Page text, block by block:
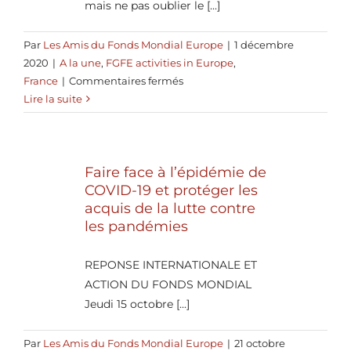
mais ne pas oublier le [...]
Par Les Amis du Fonds Mondial Europe | 1 décembre
2020 | A la une, FGFE activities in Europe,
France | Commentaires ferméssur
mondiale
contre
le
sida,
1er
2020
Lire la suite
Faire face à l’épidémie de
COVID-19 et protéger les
acquis de la lutte contre
les pandémies
REPONSE INTERNATIONALE ET
ACTION DU FONDS MONDIAL
Jeudi 15 octobre [...]
Par Les Amis du Fonds Mondial Europe | 21 octobre